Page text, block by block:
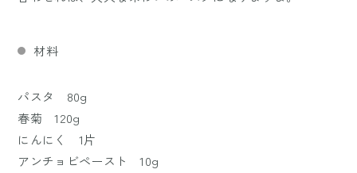
材料
パスタ 80g
春菊 120g
にんにく 1片
アンチョビペースト 10g